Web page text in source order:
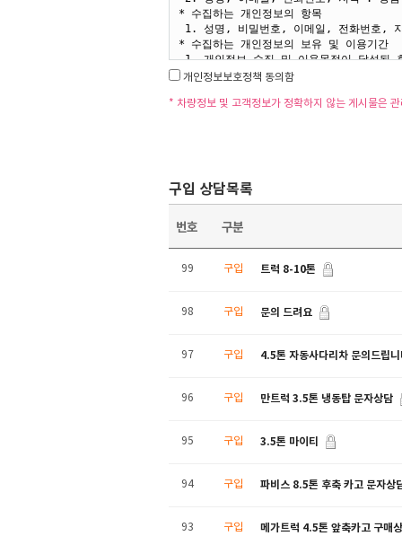
개인정보보호정책 동의함
* 차량정보 및 고객정보가 정확하지 않는 게시물은
구입 상담목록
번호 구분
99 구입 트럭 8-10톤
98 구입 문의 드려요
97 구입 4.5톤 자동사다리차 문의드립니
96 구입 만트럭 3.5톤 냉동탑 문자상담
95 구입 3.5톤 마이티
94 구입 파비스 8.5톤 후축 카고 문자상
93 구입 메가트럭 4.5톤 앞축카고 구매